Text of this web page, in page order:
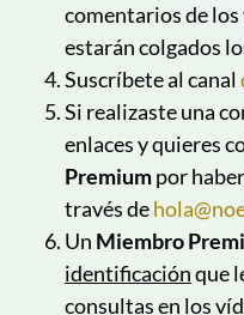
comentarios de los
estarán colgados
Suscríbete al canal
Si realizaste una
enlaces y quieres
Premiumpor
través de
Un Miembro
identificaciónque
consultas en los